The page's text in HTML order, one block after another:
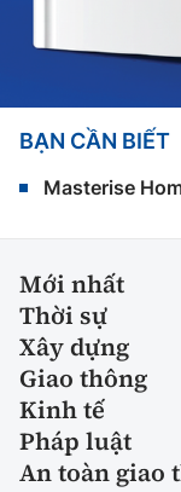
BẠN CẦN BIẾT
Masterise
Mới nhất
Thời sự
Xây dựng
Giao thông
Kinh tế
Pháp luật
An toàn giao